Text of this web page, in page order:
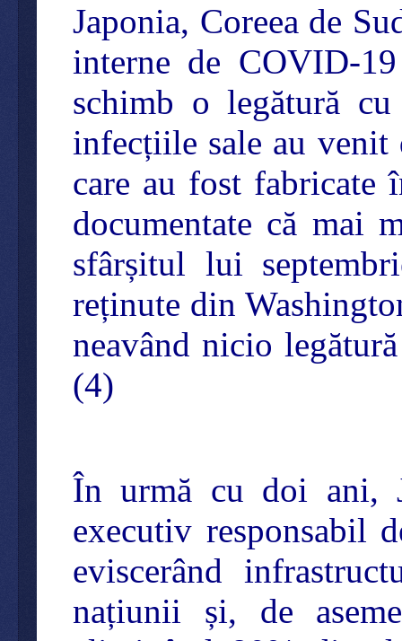
Japonia, Coreea de
interne de COVID-
schimb o legătură
infecțiile sale au
care au fost fabricate
documentate că mai
sfârșitul lui
reținute din
neavând nicio
(4)
În urmă cu doi ani,
executiv responsabil
eviscerând
națiunii și, de